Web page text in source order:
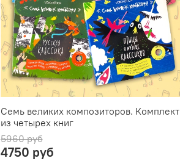
Семь великих композиторов. Комплект
из четырех книг
5960 руб
4750 руб